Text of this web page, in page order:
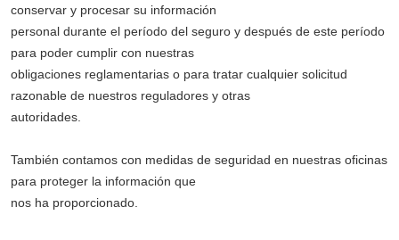
conservar y procesar su información
personal durante el período del seguro y después de este período
para poder cumplir con nuestras
obligaciones reglamentarias o para tratar cualquier solicitud
razonable de nuestros reguladores y otras
autoridades.
También contamos con medidas de seguridad en nuestras oficinas
para proteger la información que
nos ha proporcionado.